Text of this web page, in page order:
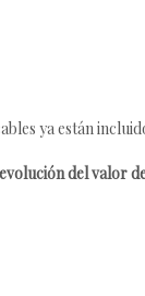
ya están
del valor